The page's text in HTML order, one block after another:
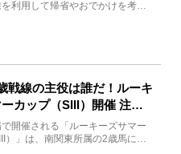
利用して帰省やおでかけを考え
戦線の主役は誰だ！ルーキ
カップ（SIII）開催 注目
ろをチェック
開催される「ルーキーズサマー
）」は、南関東所属の2歳馬によ